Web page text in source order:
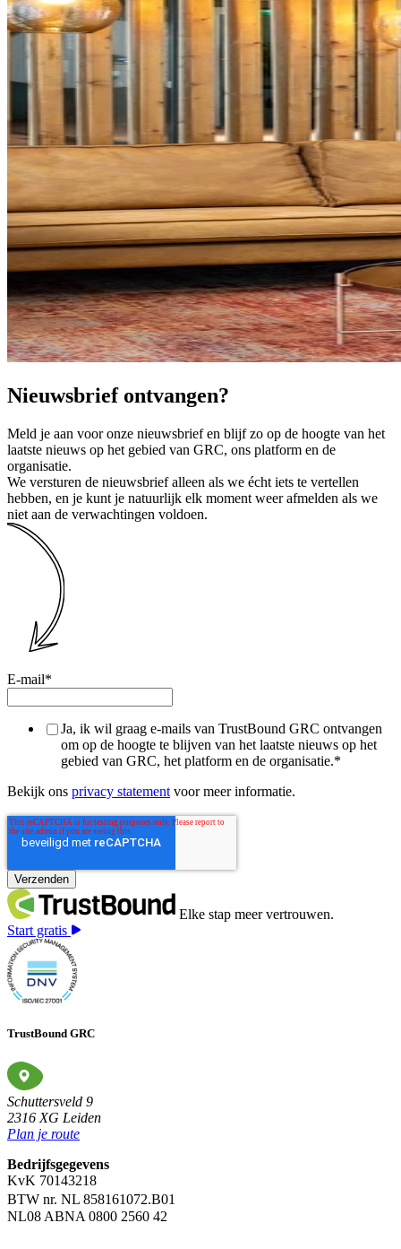
Nieuwsbrief ontvangen?
Meld je aan voor onze nieuwsbrief en blijf zo op de hoogte van het
laatste nieuws op het gebied van GRC, ons platform en de
organisatie.
We versturen de nieuwsbrief alleen als we écht iets te vertellen
hebben, en je kunt je natuurlijk elk moment weer afmelden als we
niet aan de verwachtingen voldoen.
E-mail*
Ja, ik wil graag e-mails van TrustBound GRC ontvangen
om op de hoogte te blijven van het laatste nieuws op het
gebied van GRC, het platform en de organisatie.*
Bekijk ons privacy statement voor meer informatie.
Elke stap meer vertrouwen.
Start gratis
TrustBound GRC
Schuttersveld 9
2316 XG Leiden
Plan je route
Bedrijfsgegevens
KvK 70143218
BTW nr. NL 858161072.B01
NL08 ABNA 0800 2560 42